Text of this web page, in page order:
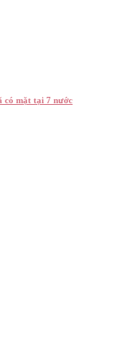
có mặt tại 7 nước